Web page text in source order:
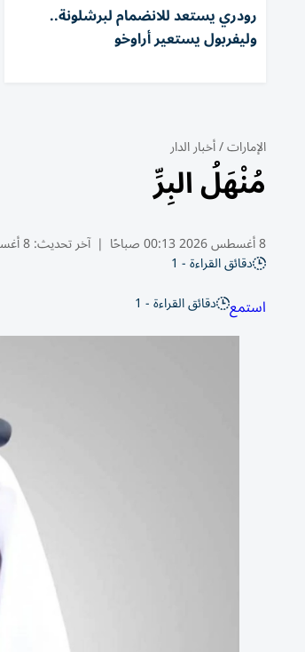
رودري يستعد للانضمام لبرشلونة..
وليفربول يستعير أراوخو
الإمارات/أخبار الدار
مُنْهَلُ البِرِّ
8 أغسطس 2026 00:13 صباحًا | آخر تحديث:8 أغسطس 00:14 2026
دقائق القراءة - 1
استمع دقائق القراءة - 1